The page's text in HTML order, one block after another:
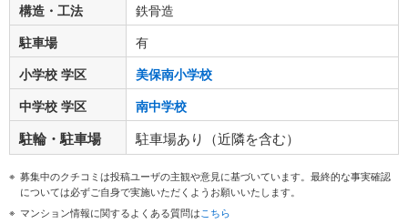
構造・工法
鉄骨造
駐車場
有
小学校 学区
美保南小学校
中学校 学区
南中学校
駐輪・駐車場 駐車場あり（近隣を含む）
募集中のクチコミは投稿ユーザの主観や意見に基づいています。最終的な事実確認
については必ずご自身で実施いただくようお願いいたします。
マンション情報に関するよくある質問はこちら